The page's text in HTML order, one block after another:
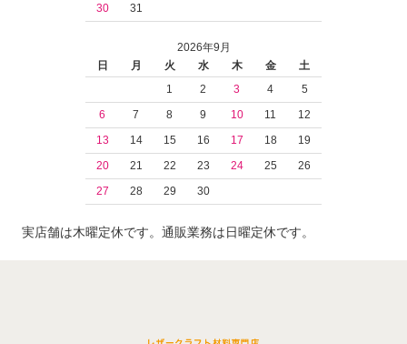
30
31
2026年9月
日
月 火 水 木 金
土
1
2 3 4
5
6
7 8 9 10 11
12
13
14 15 16 17 18
19
20
21 22 23 24 25
26
27
28 29 30
実店舗は木曜定休です。通販業務は日曜定休です。